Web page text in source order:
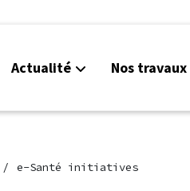
Actualité Nos travaux
e-Santé initiatives